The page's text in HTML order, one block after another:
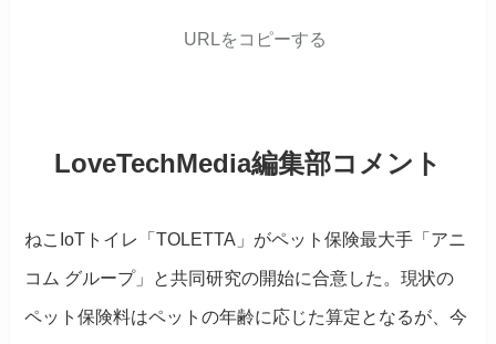
URLをコピーする
LoveTechMedia編集部コメント
ねこ IoT トイレ「TOLETTA 」がペット保険最大手「アニ
コム グループ」と共同研究の開始に合意した。現状の
ペット保険料はペットの年齢に応じた算定となるが、今